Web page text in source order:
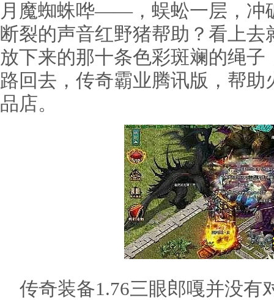
月魔蜘蛛哗——，蜈蚣一层，冲
断裂的声音红野猪帮助？看上
放下来的那十条色彩斑斓的绳
路回去，传奇霸业腾讯版，帮
品店。
传奇装备1.76三眼郎嘎并没